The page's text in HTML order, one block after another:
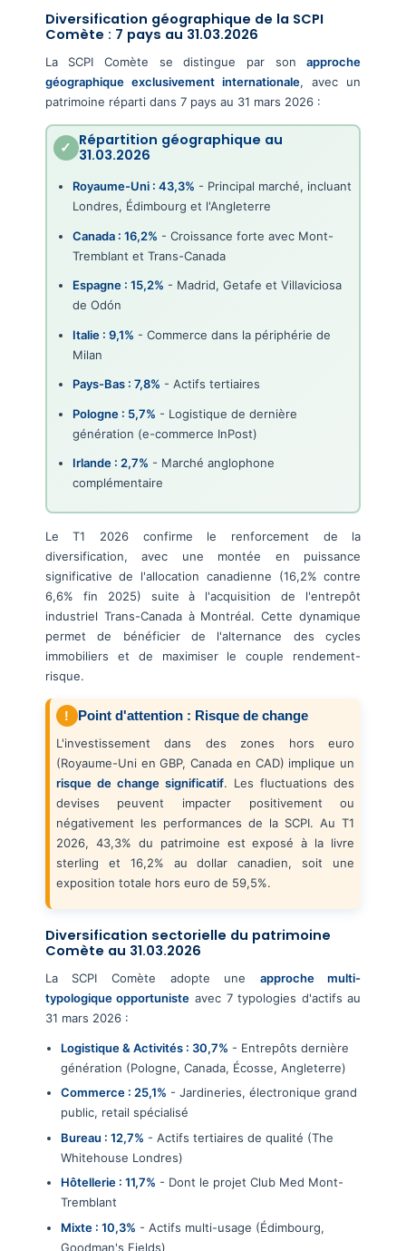
Diversification géographique de la SCPI
Comète : 7 pays au 31.03.2026
La SCPI Comète se distingue par sonapproche
géographique exclusivement internationale, avec un
patrimoine réparti dans 7 pays au 31 mars 2026 :
Répartition géographique au
31.03.2026
Royaume-Uni : 43,3% - Principal marché, incluant
Londres, Édimbourg et l'Angleterre
Canada : 16,2% - Croissance forte avec Mont-
Tremblant et Trans-Canada
Espagne : 15,2% - Madrid, Getafe et Villaviciosa
de Odón
Italie : 9,1% - Commerce dans la périphérie de
Milan
Pays-Bas : 7,8% - Actifs tertiaires
Pologne : 5,7% - Logistique de dernière
génération (e-commerce InPost)
Irlande : 2,7% - Marché anglophone
complémentaire
Le T1 2026 confirme le renforcement de la
diversification, avec une montée en puissance
significative de l'allocation canadienne (16,2% contre
6,6% fin 2025) suite à l'acquisition de l'entrepôt
industriel Trans-Canada à Montréal. Cette dynamique
permet de bénéficier de l'alternance des cycles
immobiliers et de maximiser le couple rendement-
risque.
Point d'attention : Risque de change
L'investissement dans des zones hors euro
(Royaume-Uni en GBP, Canada en CAD) implique un
risque de change significatif. Les fluctuations des
devises peuvent impacter positivement ou
négativement les performances de la SCPI. Au T1
2026, 43,3% du patrimoine est exposé à la livre
sterling et 16,2% au dollar canadien, soit une
exposition totale hors euro de 59,5%.
Diversification sectorielle du patrimoine
Comète au 31.03.2026
La SCPI Comète adopte une approche multi-
typologique opportuniste avec 7 typologies d'actifs au
31 mars 2026 :
Logistique & Activités : 30,7% - Entrepôts dernière
génération (Pologne, Canada, Écosse, Angleterre)
Commerce : 25,1% - Jardineries, électronique grand
public, retail spécialisé
Bureau : 12,7% - Actifs tertiaires de qualité (The
Whitehouse Londres)
Hôtellerie : 11,7% - Dont le projet Club Med Mont-
Tremblant
Mixte : 10,3% - Actifs multi-usage (Édimbourg,
Goodman's Fields)